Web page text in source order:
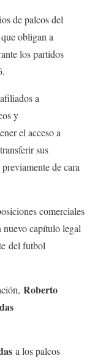
de palcos del
obligan a
los partidos
a
y
el acceso a
sus
de cara
comerciales
capítulo legal
del futbol
Roberto
a los palcos